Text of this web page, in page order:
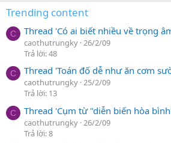
Trending content
C Thread 'Có ai biết nhiều về trọng
caothutrungky 26/2/09
Trả lời: 48
C Thread 'Toán đố dễ như ăn cơm
caothutrungky 25/2/09
Trả lời: 13
C Thread 'Cụm từ "diễn biến hòa
caothutrungky 26/2/09
Trả lời: 8